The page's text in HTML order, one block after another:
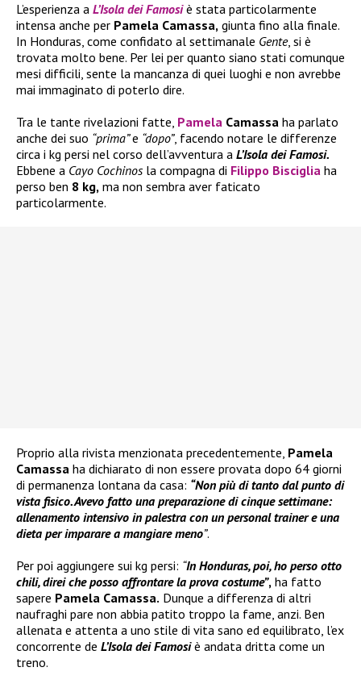
L’esperienza a L’Isola dei Famosi è stata particolarmente
intensa anche per Pamela Camassa, giunta fino alla finale.
In Honduras, come confidato al settimanale Gente, si è
trovata molto bene. Per lei per quanto siano stati comunque
mesi difficili, sente la mancanza di quei luoghi e non avrebbe
mai immaginato di poterlo dire.
Tra le tante rivelazioni fatte, Pamela Camassa ha parlato
anche dei suo “prima”e “dopo”, facendo notare le differenze
circa i kg persi nel corso dell’avventura a L’Isola dei Famosi.
Ebbene a Cayo Cochinosla compagna di Filippo Bisciglia ha
perso ben 8 kg, ma non sembra aver faticato
particolarmente.
Proprio alla rivista menzionata precedentemente, Pamela
Camassa ha dichiarato di non essere provata dopo 64 giorni
di permanenza lontana da casa: “Non più di tanto dal punto di
vista fisico. Avevo fatto una preparazione di cinque settimane:
allenamento intensivo in palestra con un personal trainer e una
dieta per imparare a mangiare meno”.
Per poi aggiungere sui kg persi: “In Honduras, poi, ho perso otto
chili, direi che posso affrontare la prova costume”, ha fatto
sapere Pamela Camassa. Dunque a differenza di altri
naufraghi pare non abbia patito troppo la fame, anzi. Ben
allenata e attenta a uno stile di vita sano ed equilibrato, l’ex
concorrente de L’Isola dei Famosiè andata dritta come un
treno.